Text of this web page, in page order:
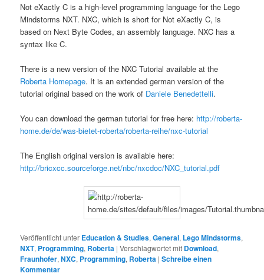
Not eXactly C is a high-level programming language for the Lego
Mindstorms NXT. NXC, which is short for Not eXactly C, is
based on Next Byte Codes, an assembly language. NXC has a
syntax like C.
There is a new version of the NXC Tutorial available at the
Roberta Homepage. It is an extended german version of the
tutorial original based on the work of Daniele Benedettelli.
You can download the german tutorial for free here: http://roberta-
home.de/de/was-bietet-roberta/roberta-reihe/nxc-tutorial
The English original version is available here:
http://bricxcc.sourceforge.net/nbc/nxcdoc/NXC_tutorial.pdf
Veröffentlicht unter Education & Studies,General, Lego Mindstorms,
NXT, Programming, Roberta |Verschlagwortet mit Download,
Fraunhofer,NXC, Programming, Roberta |Schreibe einen
Kommentar